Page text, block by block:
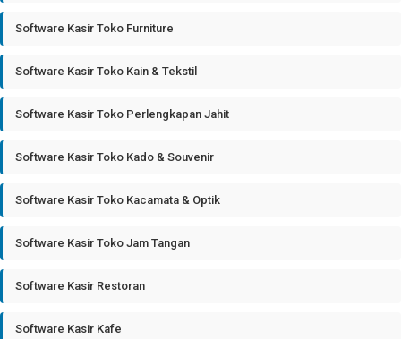
Software Kasir Toko Furniture
Software Kasir Toko Kain & Tekstil
Software Kasir Toko Perlengkapan Jahit
Software Kasir Toko Kado & Souvenir
Software Kasir Toko Kacamata & Optik
Software Kasir Toko Jam Tangan
Software Kasir Restoran
Software Kasir Kafe